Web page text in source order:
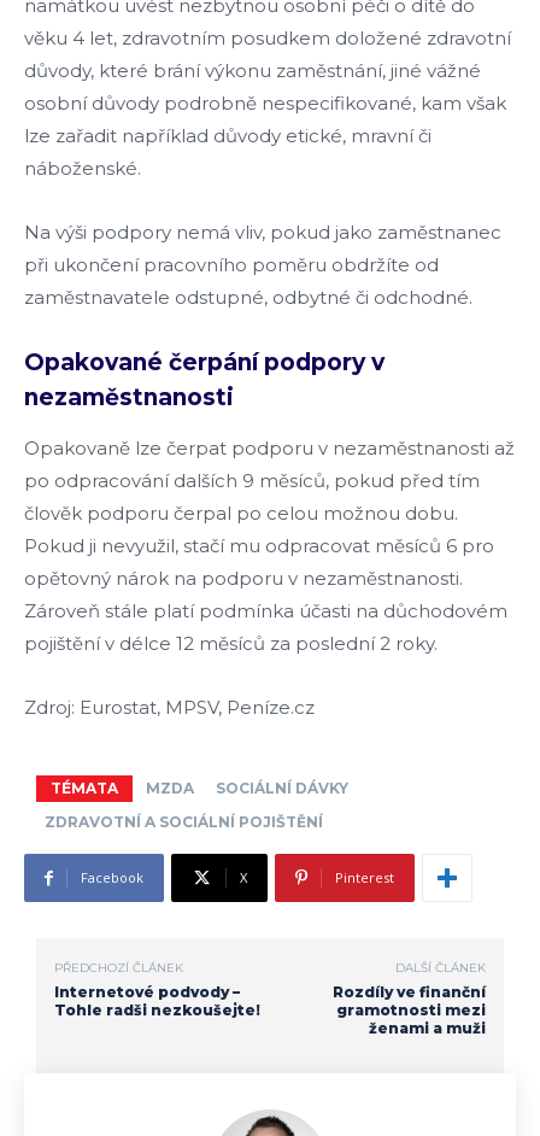
namátkou uvést nezbytnou osobní péči o dítě do
věku 4 let, zdravotním posudkem doložené zdravotní
důvody, které brání výkonu zaměstnání, jiné vážné
osobní důvody podrobně nespecifikované, kam však
lze zařadit například důvody etické, mravní či
náboženské.
Na výši podpory nemá vliv, pokud jako zaměstnanec
při ukončení pracovního poměru obdržíte od
zaměstnavatele odstupné, odbytné či odchodné.
Opakované čerpání podpory v
nezaměstnanosti
Opakovaně lze čerpat podporu v nezaměstnanosti až
po odpracování dalších 9 měsíců, pokud před tím
člověk podporu čerpal po celou možnou dobu.
Pokud ji nevyužil, stačí mu odpracovat měsíců 6 pro
opětovný nárok na podporu v nezaměstnanosti.
Zároveň stále platí podmínka účasti na důchodovém
pojištění v délce 12 měsíců za poslední 2 roky.
Zdroj: Eurostat, MPSV, Peníze.cz
TÉMATA MZDA
SOCIÁLNÍ DÁVKY
ZDRAVOTNÍ A SOCIÁLNÍ POJIŠTĚNÍ
Facebook X Pinterest
PŘEDCHOZÍ ČLÁNEK
Internetové podvody –
Tohle radši nezkoušejte!
DALŠÍ ČLÁNEK
Rozdíly ve finanční
gramotnosti mezi
ženami a muži